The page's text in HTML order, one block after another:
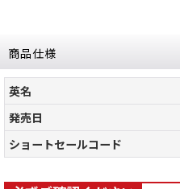
商品仕様
英名
発売日
ショートセールコード